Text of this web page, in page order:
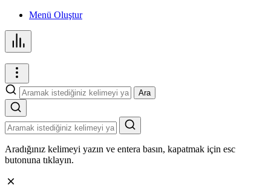
Menü Oluştur
Ara
Aradığınız kelimeyi yazın ve entera basın, kapatmak için esc
butonuna tıklayın.